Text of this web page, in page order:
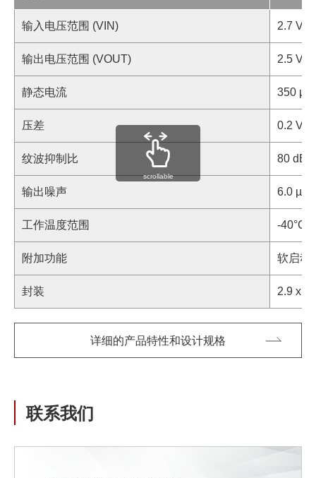
输入电压范围 (VIN) 2.7 V
输出电压范围 (VOUT) 2.5 V
静态电流 350 µA
压差 0.2 V
纹波抑制比 80 dB
输出噪声 6.0
工作温度范围 -40°C
附加功能 软启动
封装 2.9 x
scrollable
详细的产品特性和设计规格
联系我们